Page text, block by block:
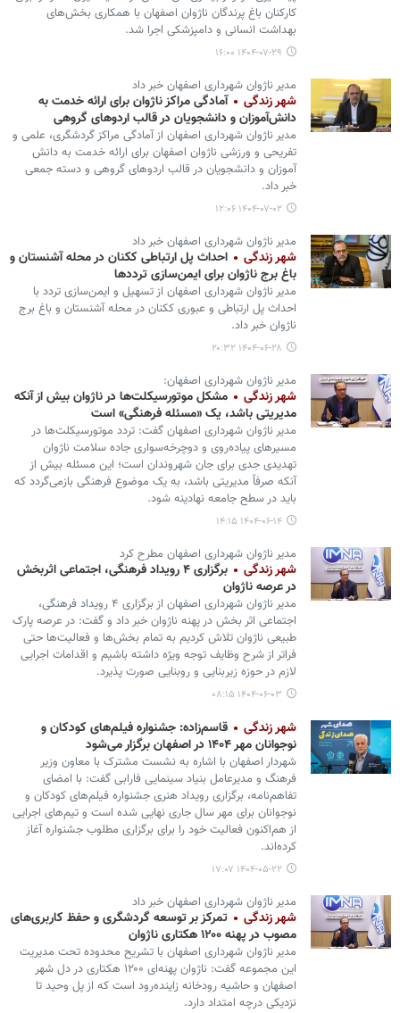
کارکنان باغ پرندگان ناژوان اصفهان با همکاری بخش‌های
بهداشت انسانی و دامپزشکی اجرا شد.
۱۴۰۴-۰۷-۲۹ ۱۶:۰۰
مدیر ناژوان شهرداری اصفهان خبر داد
شهر زندگی
آمادگی مراکز ناژوان برای ارائه خدمت به
دانش‌آموزان و دانشجویان در قالب اردوهای گروهی
مدیر ناژوان شهرداری اصفهان از آمادگی مراکز گردشگری، علمی و
تفریحی و ورزشی ناژوان اصفهان برای ارائه خدمت به دانش
آموزان و دانشجویان در قالب اردوهای گروهی و دسته جمعی
خبر داد.
۱۴۰۴-۰۷-۰۲ ۱۲:۰۶
مدیر ناژوان شهرداری اصفهان خبر داد
شهر زندگی
احداث پل ارتباطی ککنان در محله آشنستان و
باغ برج ناژوان برای ایمن‌سازی ترددها
مدیر ناژوان شهرداری اصفهان از تسهیل و ایمن‌سازی تردد با
احداث پل ارتباطی و عبوری ککنان در محله آشنستان و باغ برج
ناژوان خبر داد.
۱۴۰۴-۰۶-۲۸ ۲۰:۳۲
مدیر ناژوان شهرداری اصفهان:
شهر زندگی
مشکل موتورسیکلت‌ها در ناژوان بیش از آنکه
مدیریتی باشد، یک «مسئله فرهنگی» است
مدیر ناژوان شهرداری اصفهان گفت: تردد موتورسیکلت‌ها در
مسیرهای پیاده‌روی و دوچرخه‌سواری جاده سلامت ناژوان
تهدیدی جدی برای جان شهروندان است؛ این مسئله بیش از
آنکه صرفاً مدیریتی باشد، به یک موضوع فرهنگی بازمی‌گردد که
باید در سطح جامعه نهادینه شود.
۱۴۰۴-۰۶-۱۴ ۱۴:۱۵
مدیر ناژوان شهرداری اصفهان مطرح کرد
شهر زندگی
برگزاری ۴ رویداد فرهنگی، اجتماعی اثربخش
در عرصه ناژوان
مدیر ناژوان شهرداری اصفهان از برگزاری ۴ رویداد فرهنگی،
اجتماعی اثر بخش در پهنه ناژوان خبر داد و گفت: در عرصه پارک
طبیعی ناژوان تلاش کردیم به تمام بخش‌ها و فعالیت‌ها حتی
فراتر از شرح وظایف توجه ویژه داشته باشیم و اقدامات اجرایی
لازم در حوزه زیربنایی و روبنایی صورت پذیرد.
۱۴۰۴-۰۶-۰۳ ۰۸:۱۵
شهر زندگی
قاسم‌زاده: جشنواره فیلم‌های کودکان و
نوجوانان مهر ۱۴۰۴ در اصفهان برگزار می‌شود
شهردار اصفهان با اشاره به نشست مشترک با معاون وزیر
فرهنگ و مدیرعامل بنیاد سینمایی فارابی گفت: با امضای
تفاهم‌نامه‌، برگزاری رویداد هنری جشنواره فیلم‌های کودکان و
نوجوانان برای مهر سال جاری نهایی شده است و تیم‌های اجرایی
از هم‌اکنون فعالیت خود را برای برگزاری مطلوب جشنواره آغاز
کرده‌اند.
۱۴۰۴-۰۵-۲۲ ۱۷:۰۷
مدیر ناژوان شهرداری اصفهان خبر داد
شهر زندگی
تمرکز بر توسعه گردشگری و حفظ کاربری‌های
مصوب در پهنه ۱۲۰۰ هکتاری ناژوان
مدیر ناژوان شهرداری اصفهان با تشریح محدوده تحت مدیریت
این مجموعه گفت: ناژوان پهنه‌ای ۱۲۰۰ هکتاری در دل شهر
اصفهان و حاشیه رودخانه زاینده‌رود است که از پل وحید تا
نزدیکی درچه امتداد دارد.